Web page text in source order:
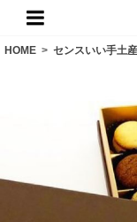
HOME > センスいい手土